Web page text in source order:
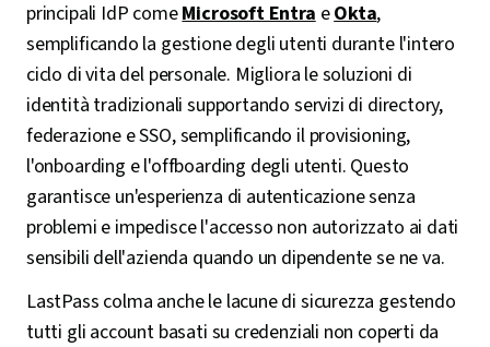
principali IdP comeMicrosoft Entra eOkta,
semplificando la gestione degli utenti durante l'intero
ciclo di vita del personale. Migliora le soluzioni di
identità tradizionali supportando servizi di directory,
federazione e SSO, semplificando il provisioning,
l'onboarding e l'offboarding degli utenti. Questo
garantisce un'esperienza di autenticazione senza
problemi e impedisce l'accesso non autorizzato ai dati
sensibili dell'azienda quando un dipendente se ne va.
LastPass colma anche le lacune di sicurezza gestendo
tutti gli account basati su credenziali non coperti da